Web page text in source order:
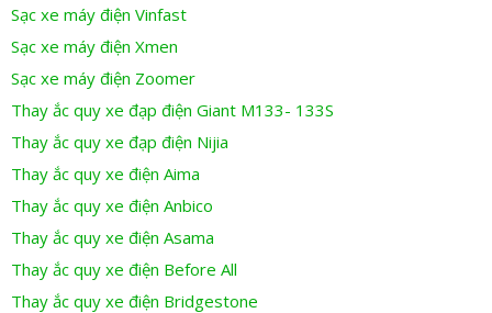
Sạc xe máy điện Vinfast
Sạc xe máy điện Xmen
Sạc xe máy điện Zoomer
Thay ắc quy xe đạp điện Giant M133- 133S
Thay ắc quy xe đạp điện Nijia
Thay ắc quy xe điện Aima
Thay ắc quy xe điện Anbico
Thay ắc quy xe điện Asama
Thay ắc quy xe điện Before All
Thay ắc quy xe điện Bridgestone